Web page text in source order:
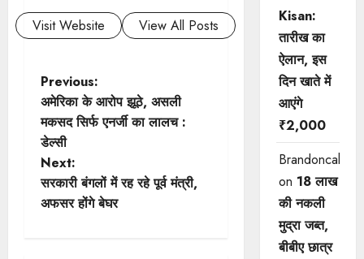
Visit Website
View All Posts
P
o
s
t
Previous:
अमेरिका के आरोप झूठे, असली
मकसद सिर्फ एनर्जी का लालच :
डेल्सी
Next:
सरकारी बंगलों में रह रहे पूर्व मंत्री,
अफसर होंगे बेघर
Kisan:
तारीख का
ऐलान, इस
दिन खाते में
आएंगे
₹2,000
Brandoncah
on 18 लाख
की नकली
मुद्रा जब्त,
बीबीए छात्र